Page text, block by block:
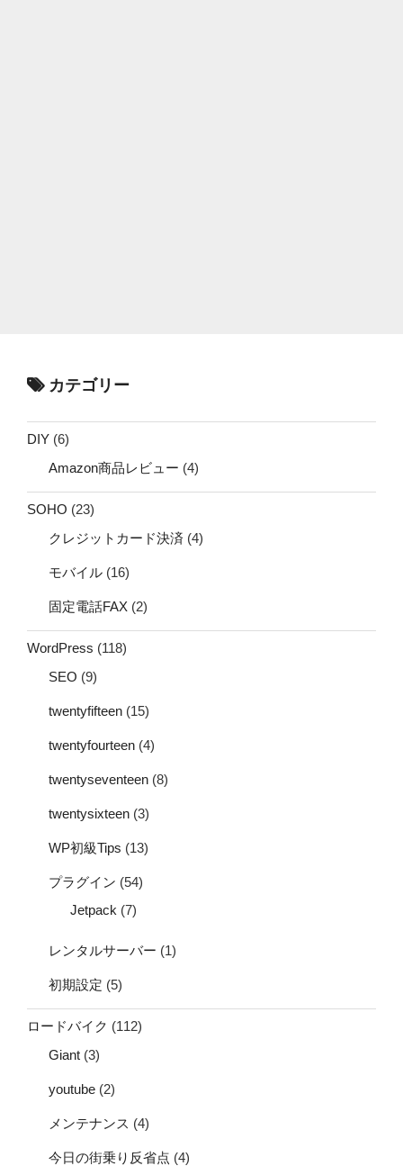
カテゴリー
DIY (6)
Amazon商品レビュー (4)
SOHO (23)
クレジットカード決済 (4)
モバイル (16)
固定電話FAX (2)
WordPress (118)
SEO (9)
twentyfifteen (15)
twentyfourteen (4)
twentyseventeen (8)
twentysixteen (3)
WP初級Tips (13)
プラグイン (54)
Jetpack (7)
レンタルサーバー (1)
初期設定 (5)
ロードバイク (112)
Giant (3)
youtube (2)
メンテナンス (4)
今日の街乗り反省点 (4)